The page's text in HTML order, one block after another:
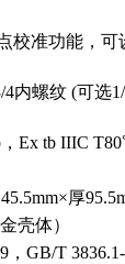
校准功能，可
内螺纹 (可选1/
Ex tb IIIC
厚
壳体）
，GB/T